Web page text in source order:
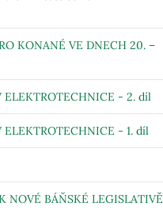
KONANÉ VE DNECH 20. –
ELEKTROTECHNICE - 2. díl
ELEKTROTECHNICE - 1. díl
NOVÉ BÁŇSKÉ LEGISLATIVĚ